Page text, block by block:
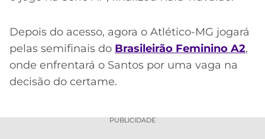
Depois do acesso, agora o Atlético-MG jogará
pelas semifinais do Brasileirão Feminino A2,
onde enfrentará o Santos por uma vaga na
decisão do certame.
PUBLICIDADE